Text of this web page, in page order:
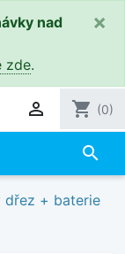
nad
zde.
×
 shopping_cart (0)
search
dřez + baterie